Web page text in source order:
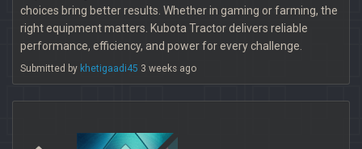
choices bring better results. Whether in gaming or farming, the
right equipment matters. Kubota Tractor delivers reliable
performance, efficiency, and power for every challenge.
Submitted by khetigaadi45 3 weeks ago